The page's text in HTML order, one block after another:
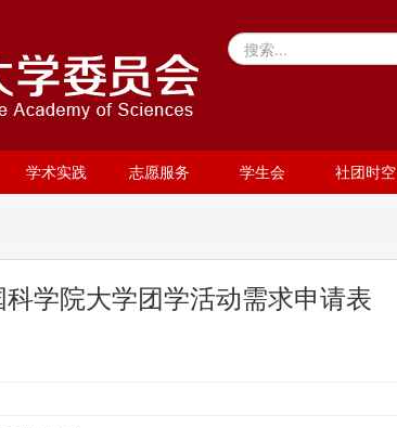
学术实践 志愿服务 学生会 社团时空
科学院大学团学活动需求申请表